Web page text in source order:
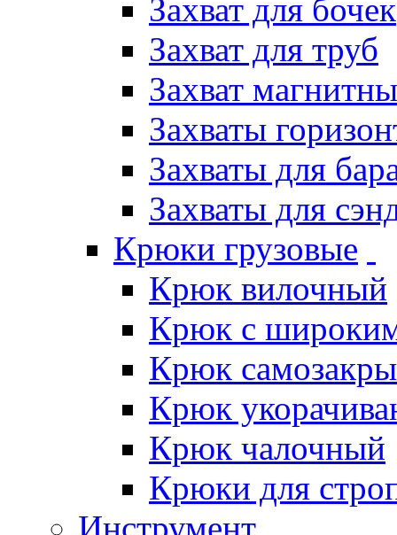
Захват для бочек
Захват для труб
Захват
Захваты
Захваты для
Захваты для
Крюки грузовые
Крюк вилочный
Крюк с
Крюк
Крюк
Крюк чалочный
Крюки для
Инструмент